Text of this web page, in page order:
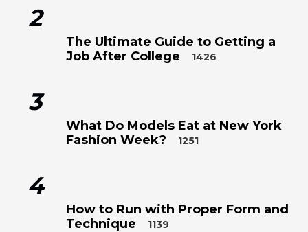
2
The Ultimate Guide to Getting a
Job After College
1426
3
What Do Models Eat at New York
Fashion Week?
1251
4
How to Run with Proper Form and
Technique
1139